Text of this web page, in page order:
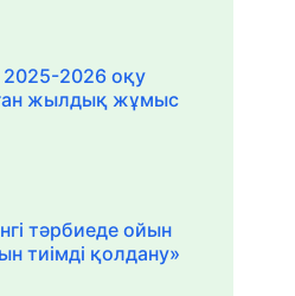
2026 оқу
жылдық жұмыс
тәрбиеде ойын
тиімді қолдану»